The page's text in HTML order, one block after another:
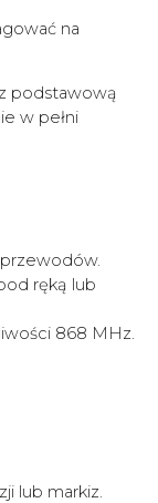
na
podstawową
w pełni
ręką lub
868 MHz.
lub markiz.